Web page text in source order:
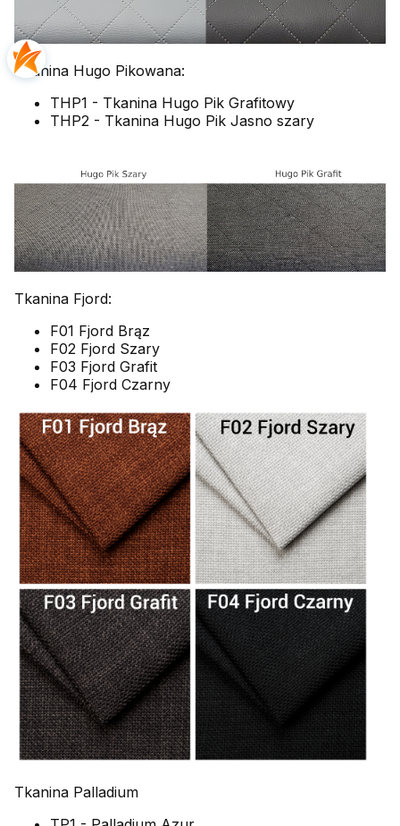
Tkanina Hugo Pikowana:
THP1 - Tkanina Hugo Pik Grafitowy
THP2 - Tkanina Hugo Pik Jasno szary
Tkanina Fjord:
F01 Fjord Brąz
F02 Fjord Szary
F03 Fjord Grafit
F04 Fjord Czarny
Tkanina Palladium